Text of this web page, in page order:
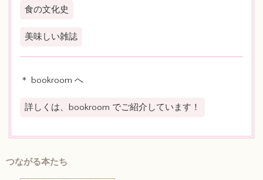
食の文化史
美味しい雑誌
＊ bookroom へ
詳しくは、bookroom でご紹介しています！
つながる本たち